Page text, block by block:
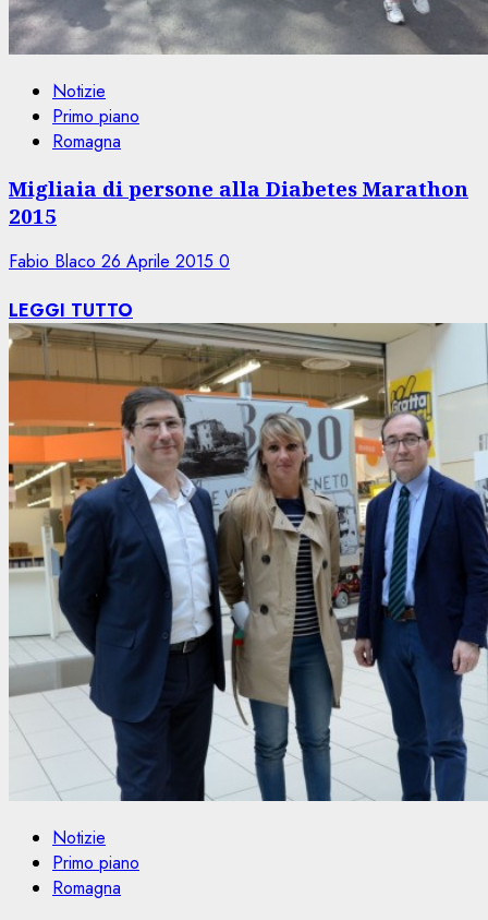
Notizie
Primo piano
Romagna
Migliaia di persone alla Diabetes Marathon
2015
Fabio Blaco 26 Aprile 2015 0
LEGGI TUTTO
Notizie
Primo piano
Romagna